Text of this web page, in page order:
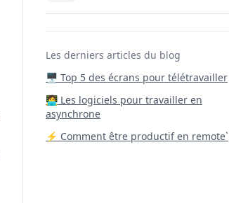
Les derniers articles du blog
🖥️ Top 5 des écrans pour télétravailler
‍🧑‍💻 Les logiciels pour travailler en
asynchrone
⚡ Comment être productif en remote`